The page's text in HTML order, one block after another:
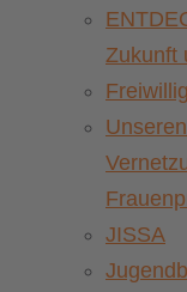
Zukunft
JISSA